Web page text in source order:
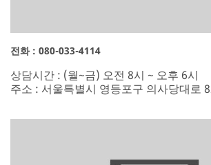
전화 : 080-033-4114
상담시간 : (월~금) 오전 8시 ~ 오후 6시
주소 : 서울특별시 영등포구 의사당대로